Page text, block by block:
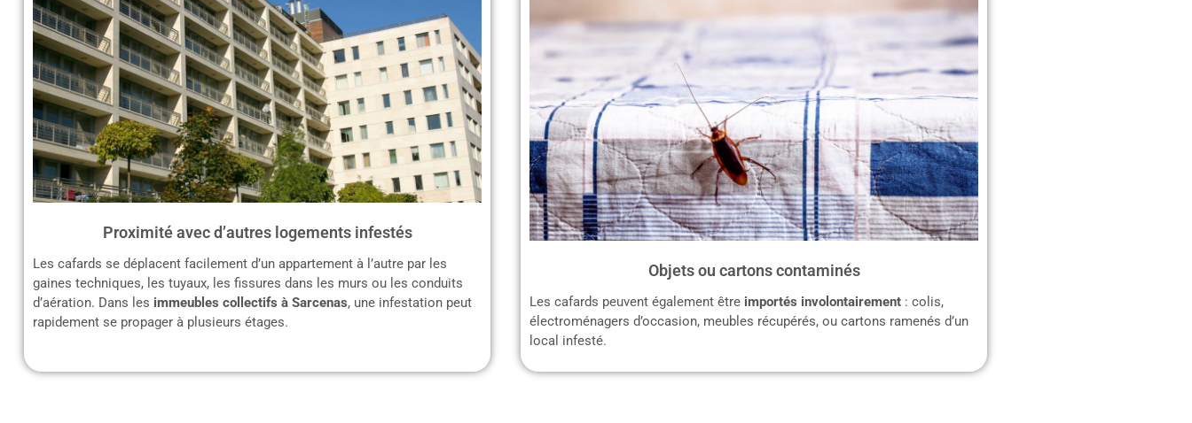
Proximité avec d’autres logements infestés
Les cafards se déplacent facilement d’un appartement à l’autre par les
gaines techniques, les tuyaux, les fissures dans les murs ou les conduits
d’aération. Dans les immeubles collectifs à Sarcenas, une infestation peut
rapidement se propager à plusieurs étages.
Objets ou cartons contaminés
Les cafards peuvent également être importés involontairement : colis,
électroménagers d’occasion, meubles récupérés, ou cartons ramenés d’un
local infesté.